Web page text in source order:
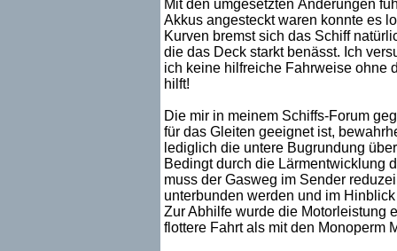
Mit den umgesetzten Änderungen
Akkus angesteckt waren konnte es
Kurven bremst sich das Schiff
die das Deck starkt benässt. Ich
ich keine hilfreiche Fahrweise ohne
hilft!
Die mir in meinem Schiffs-Forum
für das Gleiten geeignet ist,
lediglich die untere Bugrundung
Bedingt durch die Lärmentwicklung
muss der Gasweg im Sender
unterbunden werden und im
Zur Abhilfe wurde die Motorleistung
flottere Fahrt als mit den